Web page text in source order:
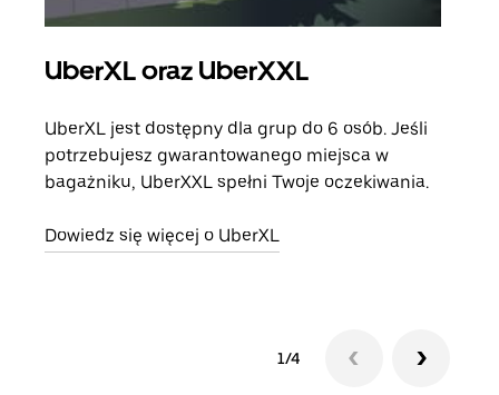
UberXL oraz UberXXL
UberXL jest dostępny dla grup do 6 osób. Jeśli
potrzebujesz gwarantowanego miejsca w
bagażniku, UberXXL spełni Twoje oczekiwania.
Dowiedz się więcej o UberXL
1/4